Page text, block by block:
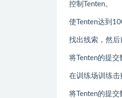
控制Tenten。
使Tenten达到
找出线索，然后
将Tenten的提
在训练场训练击
将Tenten的提交